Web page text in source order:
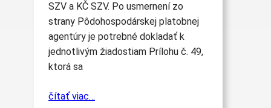
SZV a KČ SZV. Po usmernení zo
strany Pôdohospodárskej platobnej
agentúry je potrebné dokladať k
jednotlivým žiadostiam Prílohu č. 49,
ktorá sa
čítať viac…